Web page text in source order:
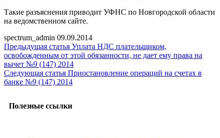
Такие разъяснения приводит УФНС по Новгородской области
на ведомственном сайте.
spectrum_admin 09.09.2014
Предыдущая статья Уплата НДС плательщиком,
освобожденным от этой обязанности, не дает ему права на
вычет №9 (147) 2014
Следующая статья Приостановление операций на счетах в
банке №9 (147) 2014
Полезные ссылки